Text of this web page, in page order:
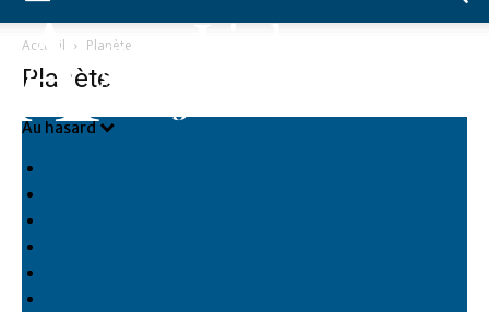
Accueil Planète
Planète
Au hasard